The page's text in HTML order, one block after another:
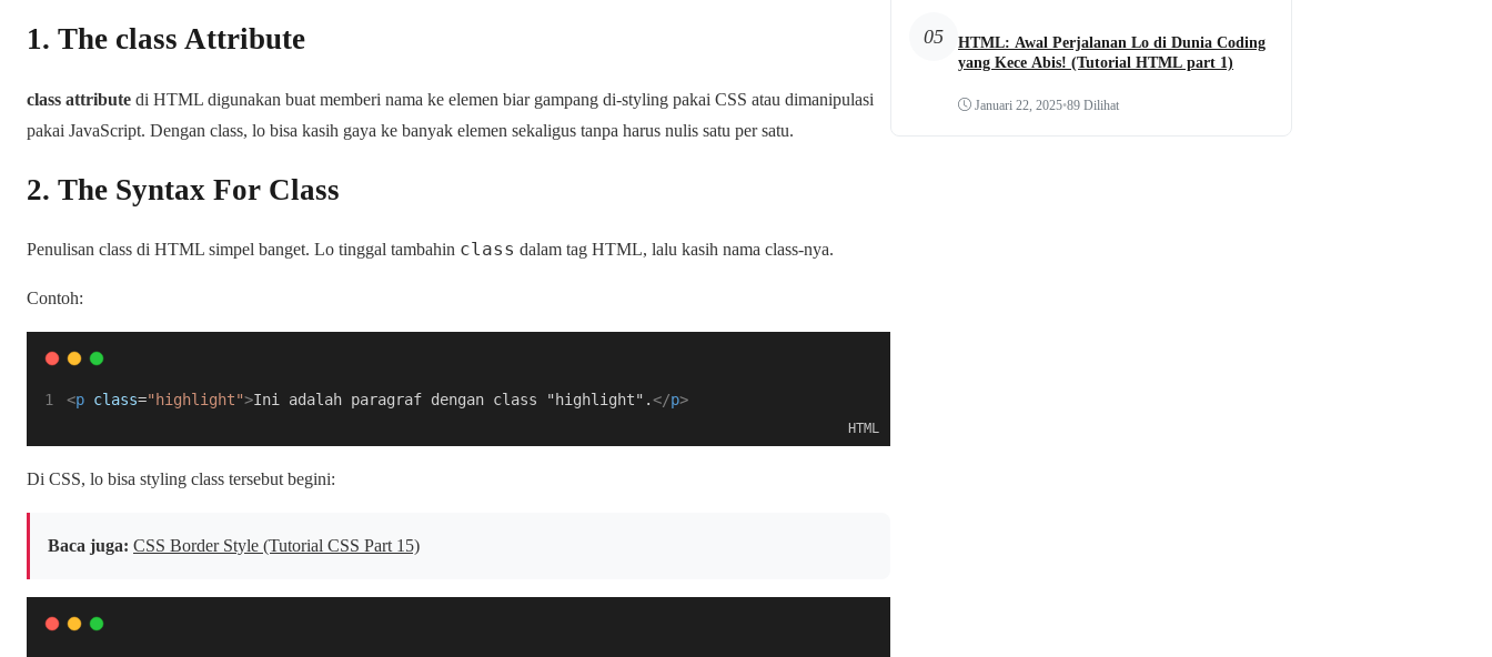
1. The class Attribute
class attribute di HTML digunakan buat memberi nama ke elemen biar gampang di-styling pakai CSS atau dimanipulasi
pakai JavaScript. Dengan class, lo bisa kasih gaya ke banyak elemen sekaligus tanpa harus nulis satu per satu.
2. The Syntax For Class
Penulisan class di HTML simpel banget. Lo tinggal tambahin class dalam tag HTML, lalu kasih nama class-nya.
Contoh:
<p class="highlight">Ini adalah paragraf dengan class "highlight".</p>
HTML
Di CSS, lo bisa styling class tersebut begini:
Baca juga: CSS Border Style (Tutorial CSS Part 15)
05
HTML: Awal Perjalanan Lo di Dunia Coding
yang Kece Abis! (Tutorial HTML part 1)
Januari 22, 2025•89 Dilihat